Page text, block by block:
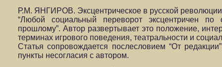
Р.М. ЯНГИРОВ. Эксцентрическое в русской
“Любой социальный переворот эксцентричен
прошлому”. Автор развертывает это положение,
терминах игрового поведения, театральности и
Статья сопровождается послесловием “От
пункты несогласия с автором.